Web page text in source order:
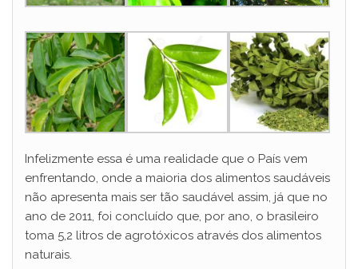
Infelizmente essa é uma realidade que o País vem
enfrentando, onde a maioria dos alimentos saudáveis
não apresenta mais ser tão saudável assim, já que no
ano de 2011, foi concluído que, por ano, o brasileiro
toma 5,2 litros de agrotóxicos através dos alimentos
naturais.